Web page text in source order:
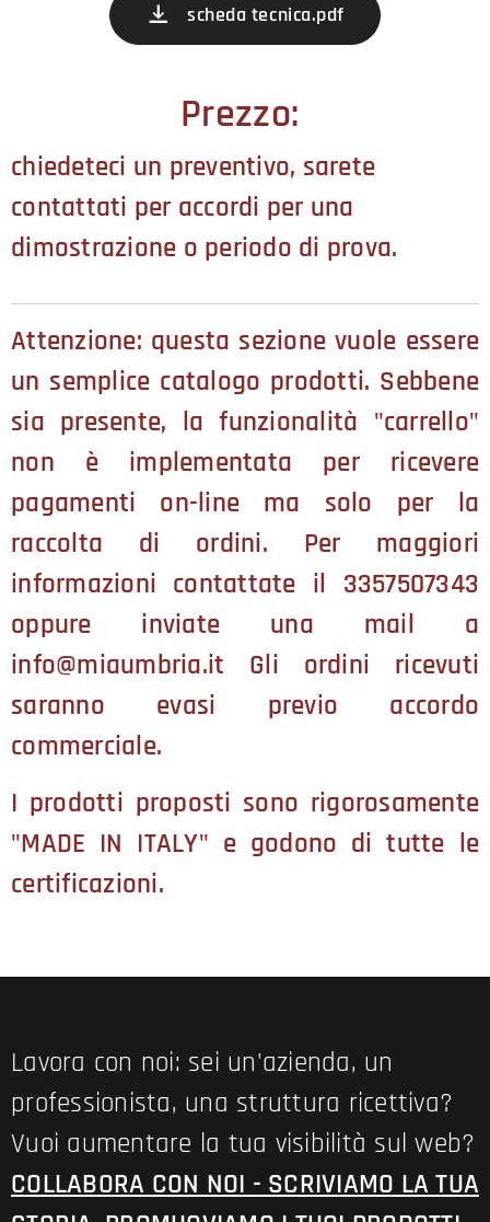
scheda tecnica.pdf
Prezzo:
chiedeteci un preventivo, sarete
contattati per accordi per una
dimostrazione o periodo di prova.
Attenzione: questa sezione vuole essere
un semplice catalogo prodotti. Sebbene
sia presente, la funzionalità "carrello"
non è implementata per ricevere
pagamenti on-line ma solo per la
raccolta di ordini. Per maggiori
informazioni contattate il 3357507343
oppure inviate una mail a
info@miaumbria.it Gli ordini ricevuti
saranno evasi previo accordo
commerciale.
I prodotti proposti sono rigorosamente
"MADE IN ITALY" e godono di tutte le
certificazioni.
Lavora con noi: sei un'azienda, un
professionista, una struttura ricettiva?
Vuoi aumentare la tua visibilità sul web?
COLLABORA CON NOI - SCRIVIAMO LA TUA